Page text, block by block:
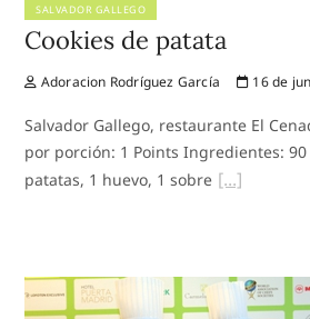
SALVADOR GALLEGO
Cookies de patata
Adoracion Rodríguez García 16 de
Salvador Gallego, restaurante El
por porción: 1 Points Ingredientes:
patatas, 1 huevo, 1 sobre